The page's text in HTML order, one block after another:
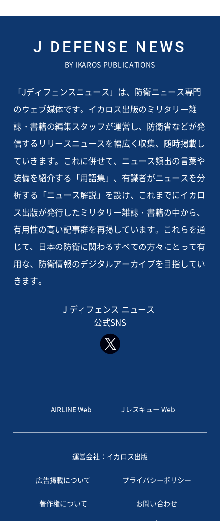
J DEFENSE NEWS
BY IKAROS PUBLICATIONS
「Jディフェンスニュース」は、防衛ニュース専門
のウェブ媒体です。イカロス出版のミリタリー雑
誌・書籍の編集スタッフが運営し、防衛省などが発
信するリリースニュースを幅広く収集、随時掲載し
ていきます。これに併せて、ニュース頻出の言葉や
装備を紹介する「用語集」、有識者がニュースを分
析する「ニュース解説」を設け、これまでにイカロ
ス出版が発行したミリタリー雑誌・書籍の中から、
有用性の高い記事群を再掲しています。これらを通
じて、日本の防衛に関わるすべての方々にとって有
用な、防衛情報のデジタルアーカイブを目指してい
きます。
J ディフェンス ニュース
公式SNS
AIRLINE Web Jレスキュー Web
運営会社：イカロス出版
広告掲載について プライバシーポリシー
著作権について お問い合わせ